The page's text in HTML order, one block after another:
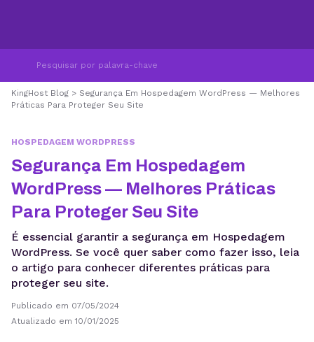
KingHost Blog > Segurança Em Hospedagem WordPress — Melhores
Práticas Para Proteger Seu Site
HOSPEDAGEM WORDPRESS
Segurança Em Hospedagem
WordPress — Melhores Práticas
Para Proteger Seu Site
É essencial garantir a segurança em Hospedagem
WordPress. Se você quer saber como fazer isso, leia
o artigo para conhecer diferentes práticas para
proteger seu site.
Publicado em 07/05/2024
Atualizado em 10/01/2025